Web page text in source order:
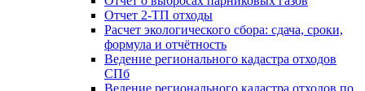
Отчет 2-ТП отходы
Расчет экологического сбора: сдача, сроки,
формула и отчётность
Ведение регионального кадастра отходов
СПб